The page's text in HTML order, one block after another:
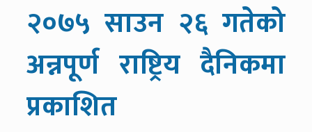
२०७५ साउन २६ गतेको
अन्नपूर्ण राष्ट्रिय दैनिकमा
प्रकाशित